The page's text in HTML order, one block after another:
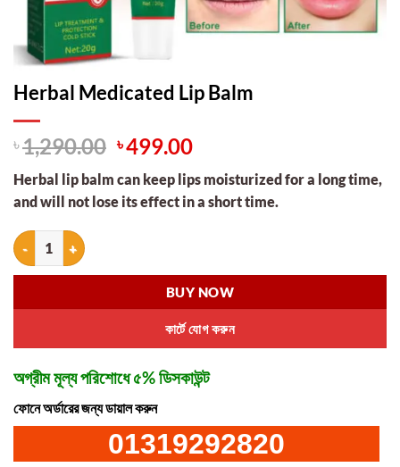
Herbal Medicated Lip Balm
৳1,290.00 Original
was:
৳ 1,290.00.
৳499.00Current
is:
৳ 499.00.
Herbal lip balm can keep lips moisturized for a long time,
and will not lose its effect in a short time.
Herbal Medicated Lip Balm quantity
কার্টে যোগ করুন
BUY NOW
অগ্রীম মূল্য পরিশোধে ৫% ডিসকাউন্ট
ফোনে অর্ডারের জন্য ডায়াল করুন
01319292820